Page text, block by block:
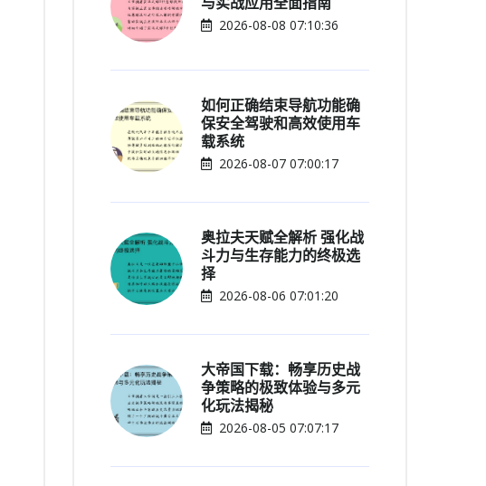
2026-08-08 07:10:36
如何正确结束导航功能确
保安全驾驶和高效使用车
载系统
2026-08-07 07:00:17
奥拉夫天赋全解析 强化战
斗力与生存能力的终极选
择
2026-08-06 07:01:20
大帝国下载：畅享历史战
争策略的极致体验与多元
化玩法揭秘
2026-08-05 07:07:17